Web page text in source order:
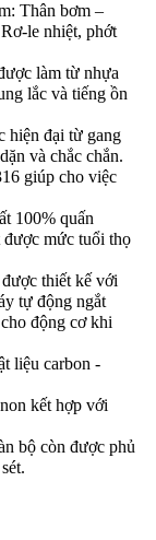
Thân bơm –
le nhiệt, phớt
làm từ nhựa
lắc và tiếng ồn
hiện đại từ gang
và chắc chắn.
giúp cho việc
100% quấn
được mức tuổi thọ
thiết kế với
tự động ngắt
động cơ khi
liệu carbon -
kết hợp với
bộ còn được phủ